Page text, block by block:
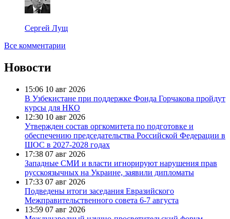
Сергей Лущ
Все комментарии
Новости
15:06 10 авг 2026
В Узбекистане при поддержке Фонда Горчакова пройдут
курсы для НКО
12:30 10 авг 2026
Утвержден состав оргкомитета по подготовке и
обеспечению председательства Российской Федерации в
ШОС в 2027-2028 годах
17:38 07 авг 2026
Западные СМИ и власти игнорируют нарушения прав
русскоязычных на Украине, заявили дипломаты
17:33 07 авг 2026
Подведены итоги заседания Евразийского
Межправительственного совета 6-7 августа
13:59 07 авг 2026